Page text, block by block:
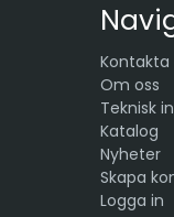
Kontakta
Om oss
Teknisk
Katalog
Nyheter
Skapa
Logga in